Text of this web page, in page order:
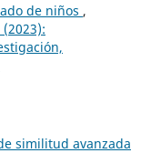
de niños ,
similitud avanzada